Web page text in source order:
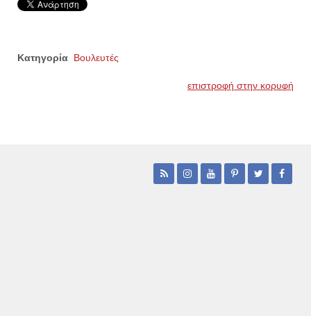
Κατηγορία Βουλευτές
επιστροφή στην κορυφή